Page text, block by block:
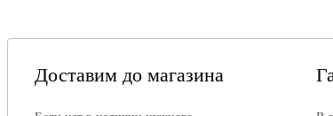
Доставим до магазина